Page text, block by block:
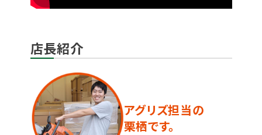
店長紹介
アグリズ担当の
栗栖です。